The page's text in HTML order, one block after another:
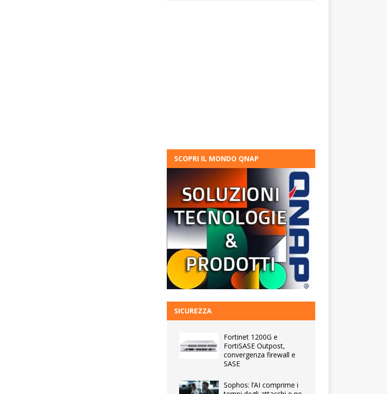
SCOPRI IL MONDO QNAP
SICUREZZA
Fortinet 1200G e
FortiSASE Outpost,
convergenza firewall e
SASE
Sophos: l’AI comprime i